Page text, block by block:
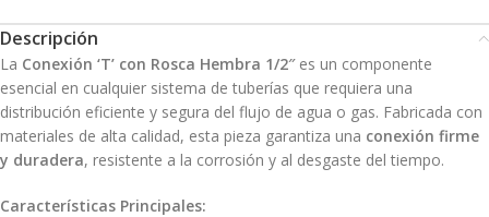
Descripción
La Conexión ‘T’ con Rosca Hembra 1/2″es un componente
esencial en cualquier sistema de tuberías que requiera una
distribución eficiente y segura del flujo de agua o gas. Fabricada con
materiales de alta calidad, esta pieza garantiza una conexión firme
y duradera, resistente a la corrosión y al desgaste del tiempo.
Características Principales: